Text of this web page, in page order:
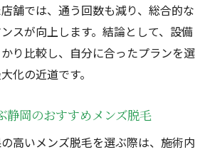
ンズ脱毛で叶える理想の清潔感と
ップに効く静岡メンズ脱毛のポイ
ンズ脱毛後のアフターケアと注意
舗では、通う回数も減り、総合的な
スが向上します。結論として、設備
り比較し、自分に合ったプランを選
化の近道です。
静岡のおすすめメンズ脱毛
高いメンズ脱毛を選ぶ際は、施術内